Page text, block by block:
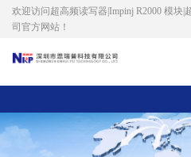
欢迎访问超高频读写器|Impinj R2000 模块
司官方网站！